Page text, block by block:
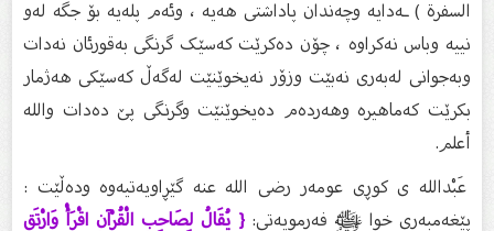
السفرة ) ـەدایە وچەندان پاداشتی هەیە ، وئەم پلەیە بۆ جگە لەو
نییە وباس نەکراوە ، چۆن دەکرێت کەسێک گرنگی بەقورئان نەدات
وبەجوانی لەبەری نەبێت وزۆر نەیخوێنێت لەگەڵ کەسێکی هەژمار
بکرێت کەماهیرە وهەردەم دەیخوێنێت وگرنگی پێ دەدات والله
أعلم.
عَبْدالله ى كوڕى عومەر رضی الله عنه گێڕاویەتیەوە ودەڵێت :
پێغەمبەرى خوا ﷺ فەرمویەتی:{ يُقَالُ لِصَاحِبِ الْقُرْآنِ اقْرَأْ وَارْتَقِ